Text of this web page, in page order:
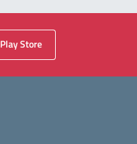
Play Store